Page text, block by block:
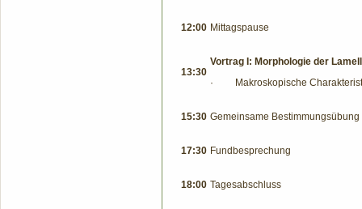
12:00 Mittagspause
13:30
Vortrag I: Morphologie der
· Makroskopische
15:30 Gemeinsame
17:30 Fundbesprechung
18:00 Tagesabschluss